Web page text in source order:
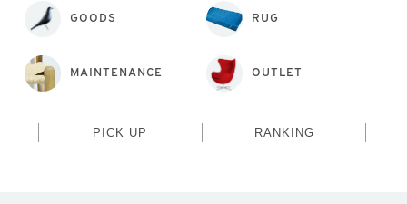
GOODS RUG
MAINTENANCE OUTLET
PICK UP RANKING